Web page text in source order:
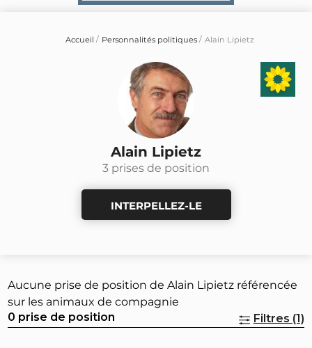
Accueil Personnalités politiques Alain Lipietz
Alain Lipietz
3 prises de position
INTERPELLEZ-LE
Aucune prise de position de Alain Lipietz référencée
sur les animaux de compagnie
0 prise de position
Filtres (1)